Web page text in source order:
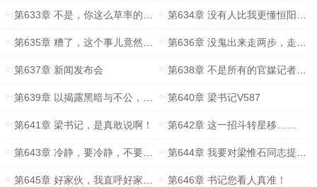
第633章 不是，你这么草率的吗？ 第634章 没有人比我更懂恒阳市的情况！
第635章 糟了，这个事儿竟然闹得这么大！ 第636章 没鬼出来走两步，走两步！
第637章 新闻发布会 第638章 不是所有的官媒记者都叫刘海柱
第639章 以揭露黑暗与不公，为民请命为己任 第640章 梁书记V587
第641章 梁书记，是真敢说啊！ 第642章 这一招斗转星移……
第643章 冷静，要冷静，不要自己吓自己 第644章 我要对梁惟石同志提出特别表扬……
第645章 好家伙，我直呼好家伙！ 第646章 书记您看人真准！